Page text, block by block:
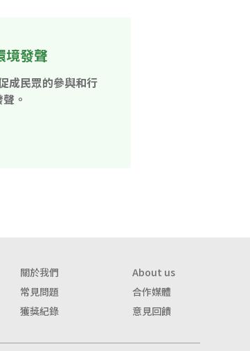
境發聲
成民眾的參與和行
。
關於我們
About us
常見問題
合作媒體
獲獎紀錄 意見回饋